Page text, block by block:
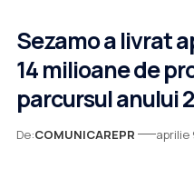
Sezamo a livrat
14 milioane de
parcursul anului
De:COMUNICAREPR aprilie